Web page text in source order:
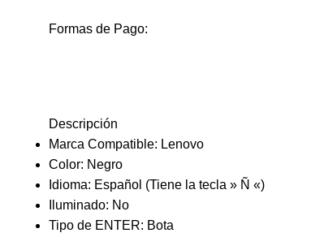
Formas de Pago:
Descripción
Marca Compatible: Lenovo
Color: Negro
Idioma: Español (Tiene la tecla » Ñ «)
Iluminado: No
Tipo de ENTER: Bota